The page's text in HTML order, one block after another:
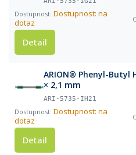
Dostupnost: na
dotaz
Detail
ARION® Phenyl-Butyl
× 2,1 mm
ARI-5735-IH21
Dostupnost: na
dotaz
Detail